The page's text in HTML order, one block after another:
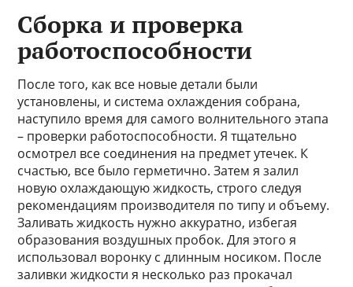
Сборка и проверка
работоспособности
После того, как все новые детали были
установлены, и система охлаждения собрана,
наступило время для самого волнительного этапа
– проверки работоспособности. Я тщательно
осмотрел все соединения на предмет утечек. К
счастью, все было герметично. Затем я залил
новую охлаждающую жидкость, строго следуя
рекомендациям производителя по типу и объему.
Заливать жидкость нужно аккуратно, избегая
образования воздушных пробок. Для этого я
использовал воронку с длинным носиком. После
заливки жидкости я несколько раз прокачал